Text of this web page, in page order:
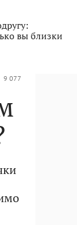
вы близки
9 077